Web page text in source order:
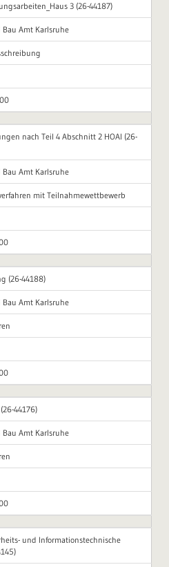
3 (26-44187)
Amt Karlsruhe
nach Teil 4 Abschnitt 2 HOAI (26-
Amt Karlsruhe
mit Teilnahmewettbewerb
(26-44188)
Amt Karlsruhe
44176)
Amt Karlsruhe
und Informationstechnische